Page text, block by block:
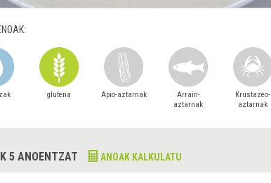
glutena Apio-aztarnak
Arrain-
aztarnak
Krustazeo-
aztarnak
5 ANOENTZAT ANOAK KALKULATU